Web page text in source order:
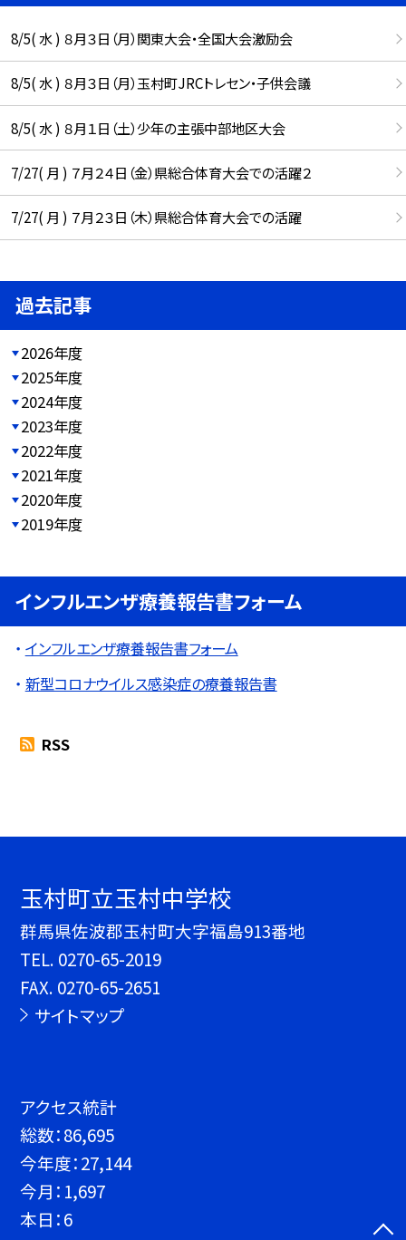
8/5( 水 ) ８月３日（月）関東大会・全国大会激励会
8/5( 水 ) ８月３日（月）玉村町JRCトレセン・子供会議
8/5( 水 ) ８月１日（土）少年の主張中部地区大会
7/27( 月 ) ７月２４日（金）県総合体育大会での活躍２
7/27( 月 ) ７月２３日（木）県総合体育大会での活躍
過去記事
2026年度
2025年度
2024年度
2023年度
2022年度
2021年度
2020年度
2019年度
インフルエンザ療養報告書フォーム
インフルエンザ療養報告書フォーム
新型コロナウイルス感染症の療養報告書
RSS
玉村町立玉村中学校
群馬県佐波郡玉村町大字福島913番地
TEL. 0270-65-2019
FAX. 0270-65-2651
サイトマップ
アクセス統計
総数：86,695
今年度：27,144
今月： 1,697
本日：6